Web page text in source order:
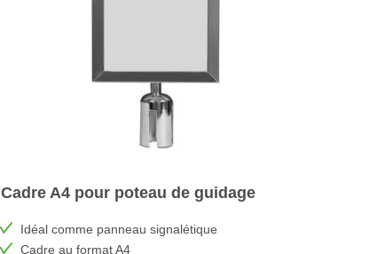
Cadre A4 pour poteau de guidage
Idéal comme panneau signalétique
Cadre au format A4